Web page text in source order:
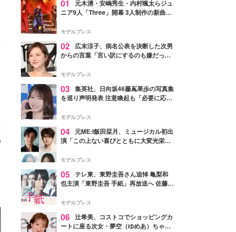
気と自信を与え続けている。
01
元木湧・安嶋秀生・内村颯太らジュ
ニア9人「Three」開幕 3人制作の新曲＆
進んで夢を掴みたい」【ゲネプロレポ】
モデルプレス
02
広末涼子、病名公表を決断した次男
からの言葉「言い訳にするのも嫌だっ
モデルプレス
03 集英社、日向坂46藤嶌果歩の写真集
を巡り声明発表 注意喚起も「必要に応じ
モデルプレス
04 元ME:I飯田栞月、ミュージカル初出
演「この上ない喜びとともに大変光栄」
ャスト発表
モデルプレス
05 テレ東、東野圭吾さん追悼 亀梨和
也主演「東野圭吾 手紙」再放送へ 佐藤隆
モデルプレス
06 辻希美、コストコでショッピングカ
ートに座る次女・夢空（ゆめあ）ちゃん